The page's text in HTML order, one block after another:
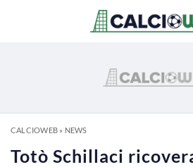
CALCIOWEB» NEWS
Totò Schillaci